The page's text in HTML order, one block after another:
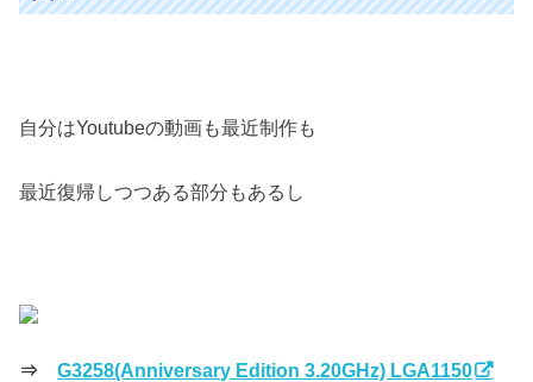
自分はYoutubeの動画も最近制作も
最近復帰しつつある部分もあるし
⇒G3258(Anniversary Edition 3.20GHz) LGA1150